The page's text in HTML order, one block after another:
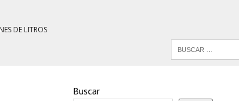
Buscar